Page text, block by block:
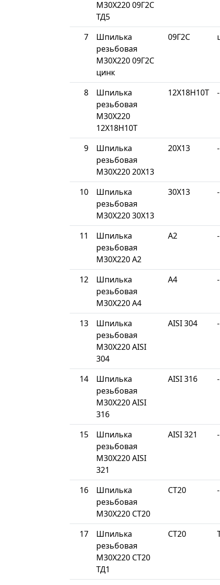
М30Х220 09Г2С
ТД5
7
Шпилька
резьбовая
М30Х220 09Г2С
цинк
09Г2С
8
Шпилька
резьбовая
М30Х220
12Х18Н10Т
12Х18Н10Т -
9
Шпилька
резьбовая
М30Х220 20Х13
20Х13 -
10
Шпилька
резьбовая
М30Х220 30Х13
30Х13 -
11
Шпилька
резьбовая
М30Х220 A2
A2 -
12
Шпилька
резьбовая
М30Х220 A4
A4 -
13
Шпилька
резьбовая
М30Х220 AISI
304
AISI 304 -
14
Шпилька
резьбовая
М30Х220 AISI
316
AISI 316 -
15
Шпилька
резьбовая
М30Х220 AISI
321
AISI 321 -
16
Шпилька
резьбовая
М30Х220 СТ20
СТ20 -
17
Шпилька
резьбовая
М30Х220 СТ20
ТД1
СТ20